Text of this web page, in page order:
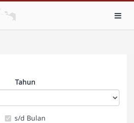
Tahun
s/d Bulan